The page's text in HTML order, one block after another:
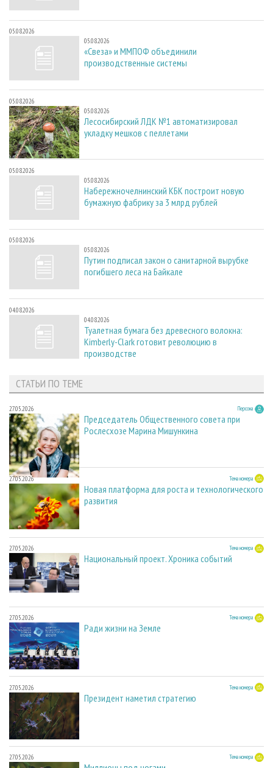
05.08.2026
05.08.2026
«Свеза» и ММПОФ объединили
производственные системы
05.08.2026
05.08.2026
Лесосибирский ЛДК №1 автоматизировал
укладку мешков с пеллетами
05.08.2026
05.08.2026
Набережночелнинский КБК построит новую
бумажную фабрику за 3 млрд рублей
05.08.2026
05.08.2026
Путин подписал закон о санитарной вырубке
погибшего леса на Байкале
04.08.2026
04.08.2026
Туалетная бумага без древесного волокна:
Kimberly-Clark готовит революцию в
производстве
СТАТЬИ ПО ТЕМЕ
27.05.2026 Персона
Председатель Общественного совета при
Рослесхозе Марина Мишункина
27.05.2026 Тема номера
Новая платформа для роста и технологического
развития
27.05.2026 Тема номера
Национальный проект. Хроника событий
27.05.2026 Тема номера
Ради жизни на Земле
27.05.2026 Тема номера
Президент наметил стратегию
27.05.2026 Тема номера